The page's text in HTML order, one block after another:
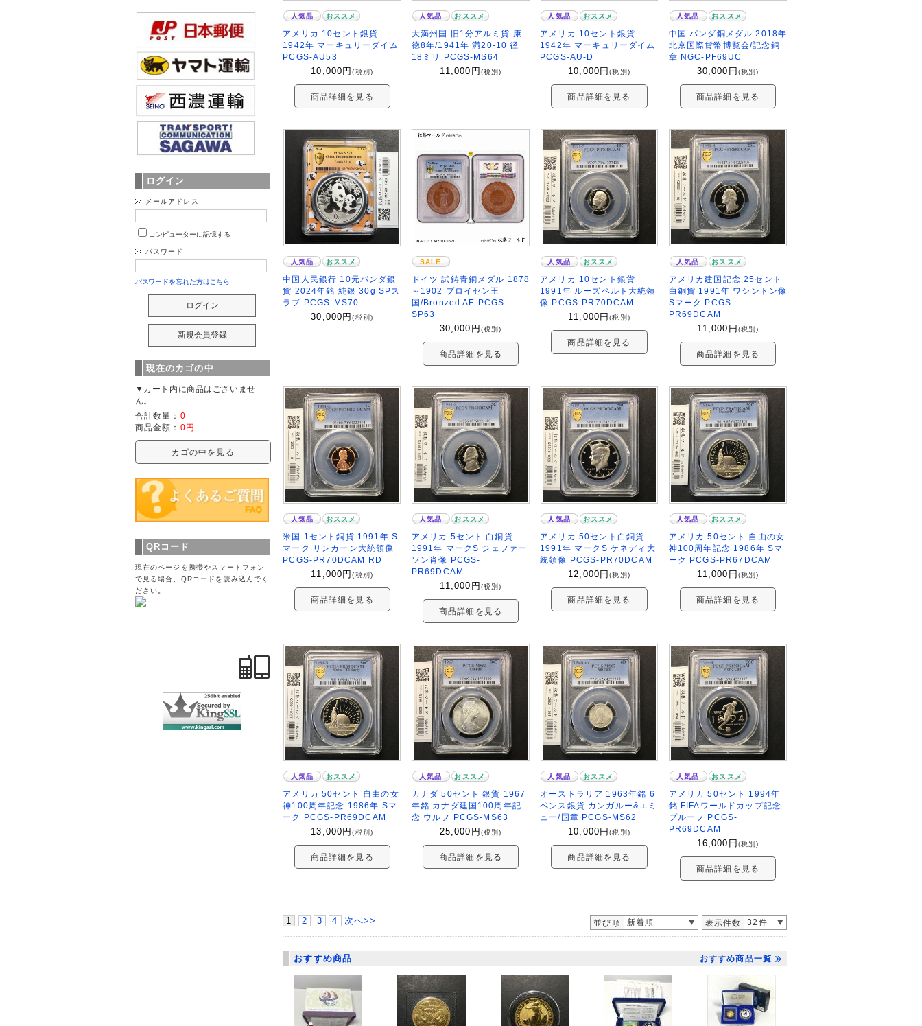
人気品 おススメ
アメリカ 10セント銀貨
1942年 マーキュリーダイム
PCGS-AU53
10,000 円(税別)
商品詳細を見る
人気品 おススメ
大満州国 旧1分アルミ貨 康
徳8年/1941年 満20-10 径
18ミリ PCGS-MS64
11,000 円 (税別)
人気品 おススメ
アメリカ 10セント銀貨
1942年 マーキュリーダイム
PCGS-AU-D
10,000 円(税別)
商品詳細を見る
人気品 おススメ
中国 パンダ銅メダル 2018年
北京国際貨幣博覧会/記念銅
章 NGC-PF69UC
30,000 円 (税別)
商品詳細を見る
人気品 おススメ
中国人民銀行 10元パンダ銀
貨 2024年銘 純銀 30g SPス
ラブ PCGS-MS70
30,000 円(税別)
SALE
ドイツ 試鋳青銅メダル 1878
～1902 プロイセン王
国/Bronzed AE PCGS-
SP63
30,000 円 (税別)
商品詳細を見る
人気品 おススメ
アメリカ 10セント銀貨
1991年 ルーズベルト大統領
像 PCGS-PR70DCAM
11,000 円(税別)
商品詳細を見る
人気品 おススメ
アメリカ建国記念 25セント
白銅貨 1991年 ワシントン像
Sマーク PCGS-
PR69DCAM
11,000 円 (税別)
商品詳細を見る
人気品 おススメ
米国 1セント銅貨 1991年 S
マーク リンカーン大統領像
PCGS-PR70DCAM RD
11,000 円(税別)
商品詳細を見る
人気品 おススメ
アメリカ 5セント 白銅貨
1991年 マークS ジェファー
ソン肖像 PCGS-
PR69DCAM
11,000 円 (税別)
商品詳細を見る
人気品 おススメ
アメリカ 50セント白銅貨
1991年 マークS ケネディ大
統領像 PCGS-PR70DCAM
12,000 円(税別)
商品詳細を見る
人気品 おススメ
アメリカ 50セント 自由の女
神100周年記念 1986年 Sマ
ーク PCGS-PR67DCAM
11,000 円 (税別)
商品詳細を見る
人気品 おススメ
アメリカ 50セント 自由の女
神100周年記念 1986年 Sマ
ーク PCGS-PR69DCAM
13,000 円(税別)
商品詳細を見る
人気品 おススメ
カナダ 50セント 銀貨 1967
年銘 カナダ建国100周年記
念 ウルフ PCGS-MS63
25,000 円 (税別)
商品詳細を見る
人気品 おススメ
オーストラリア 1963年銘 6
ペンス銀貨 カンガルー&エミ
ュー/国章 PCGS-MS62
10,000 円(税別)
商品詳細を見る
人気品 おススメ
アメリカ 50セント 1994年
銘 FIFAワールドカップ記念
プルーフ PCGS-
PR69DCAM
16,000 円 (税別)
商品詳細を見る
並び順 新着順 表示件数 32件
1 2 3 4 次へ>>
おすすめ商品 おすすめ商品一覧
ログイン
メールアドレス
コンピューターに記憶する
パスワード
パスワードを忘れた方はこちら
現在のカゴの中
▼カート内に商品はございませ
ん。
合計数量： 0
商品金額： 0円
カゴの中を見る
QRコード
現在のページを携帯やスマートフォン
で見る場合、QRコードを読み込んでく
ださい。